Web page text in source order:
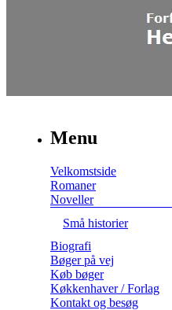
Menu
Velkomstside
Romaner
Noveller
Små historier
Biografi
Bøger på vej
Køb bøger
Køkkenhaver / Forlag
Kontakt og besøg